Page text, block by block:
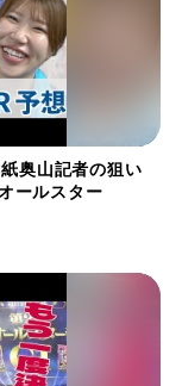
奥山記者の狙い
#女子オールスター